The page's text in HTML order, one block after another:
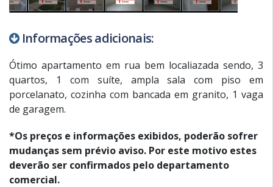
Informações adicionais:
Ótimo apartamento em rua bem localiazada sendo, 3
quartos, 1 com suíte, ampla sala com piso em
porcelanato, cozinha com bancada em granito, 1 vaga
de garagem.
*Os preços e informações exibidos, poderão sofrer
mudanças sem prévio aviso. Por este motivo estes
deverão ser confirmados pelo departamento
comercial.